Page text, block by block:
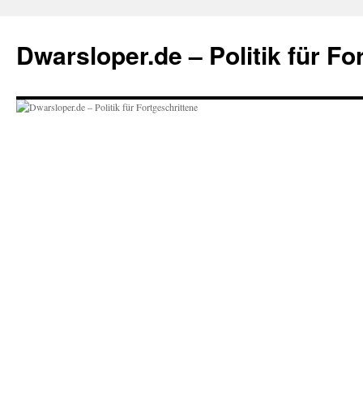
springen
Dwarsloper.de – Politik für